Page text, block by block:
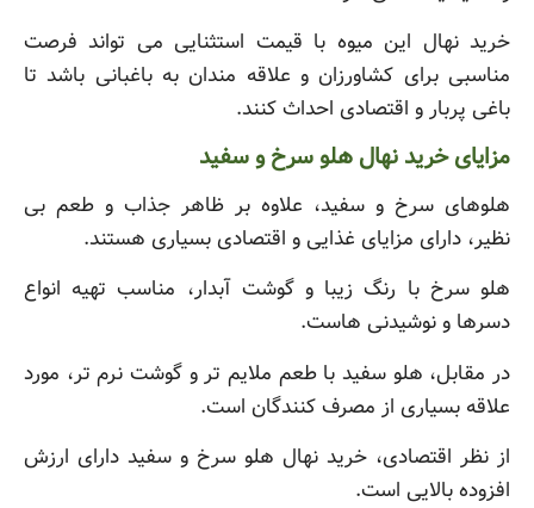
خرید نهال این میوه با قیمت استثنایی می تواند فرصت
مناسبی برای کشاورزان و علاقه مندان به باغبانی باشد تا
باغی پربار و اقتصادی احداث کنند.
مزایای خرید نهال هلو سرخ و سفید
هلوهای سرخ و سفید، علاوه بر ظاهر جذاب و طعم بی
نظیر، دارای مزایای غذایی و اقتصادی بسیاری هستند.
هلو سرخ با رنگ زیبا و گوشت آبدار، مناسب تهیه انواع
دسرها و نوشیدنی هاست.
در مقابل، هلو سفید با طعم ملایم تر و گوشت نرم تر، مورد
علاقه بسیاری از مصرف کنندگان است.
از نظر اقتصادی، خرید نهال هلو سرخ و سفید دارای ارزش
افزوده بالایی است.